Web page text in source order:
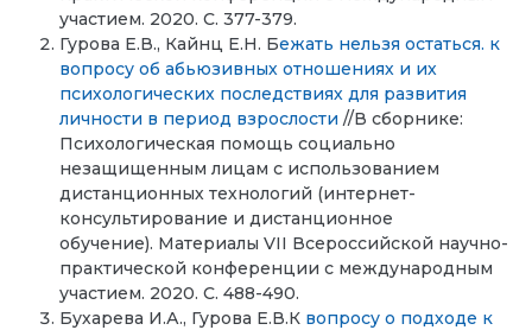
участием. 2020. С. 377-379.
Гурова Е.В., Кайнц Е.Н. Бежать нельзя остаться. к
вопросу об абьюзивных отношениях и их
психологических последствиях для развития
личности в период взрослости //В сборнике:
Психологическая помощь социально
незащищенным лицам с использованием
дистанционных технологий (интернет-
консультирование и дистанционное
обучение). Материалы VII Всероссийской научно-
практической конференции с международным
участием. 2020. С. 488-490.
Бухарева И.А., Гурова Е.В.К вопросу о подходе к